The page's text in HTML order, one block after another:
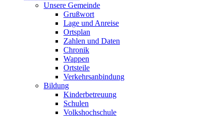
Unsere Gemeinde
Grußwort
Lage und Anreise
Ortsplan
Zahlen und Daten
Chronik
Wappen
Ortsteile
Verkehrsanbindung
Bildung
Kinderbetreuung
Schulen
Volkshochschule